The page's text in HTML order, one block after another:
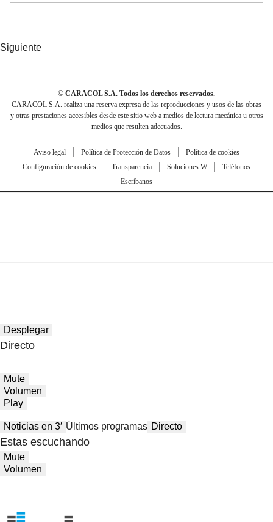
Siguiente
© CARACOL S.A. Todos los derechos reservados.
CARACOL S.A. realiza una reserva expresa de las reproducciones y usos de las obras
y otras prestaciones accesibles desde este sitio web a medios de lectura mecánica u otros
medios que resulten adecuados.
Aviso legal Política de Protección de Datos
Política de cookies
Configuración de cookies
Transparencia Soluciones W
Teléfonos
Escríbanos
Desplegar
Directo
Mute
Volumen
Play
Noticias en 3′ Últimos programas Directo
Estas escuchando
Mute
Volumen